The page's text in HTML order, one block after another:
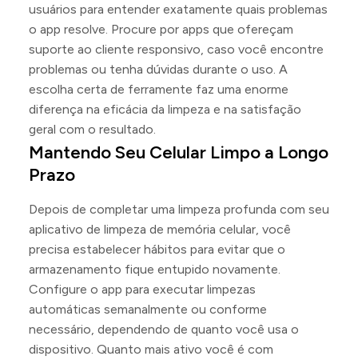
usuários para entender exatamente quais problemas
o app resolve. Procure por apps que ofereçam
suporte ao cliente responsivo, caso você encontre
problemas ou tenha dúvidas durante o uso. A
escolha certa de ferramente faz uma enorme
diferença na eficácia da limpeza e na satisfação
geral com o resultado.
Mantendo Seu Celular Limpo a Longo
Prazo
Depois de completar uma limpeza profunda com seu
aplicativo de limpeza de memória celular, você
precisa estabelecer hábitos para evitar que o
armazenamento fique entupido novamente.
Configure o app para executar limpezas
automáticas semanalmente ou conforme
necessário, dependendo de quanto você usa o
dispositivo. Quanto mais ativo você é com